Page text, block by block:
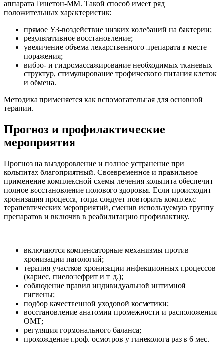
аппарата Гинетон-ММ. Такой способ имеет ряд
положительных характеристик:
прямое УЗ-воздействие низких колебаний на бактерии;
результативное восстановление;
увеличение объема лекарственного препарата в месте
поражения;
вибро- и гидромассажирование необходимых тканевых
структур, стимулирование трофического питания клеток
и обмена.
Методика применяется как вспомогательная для основной
терапии.
Прогноз и профилактические
мероприятия
Прогноз на выздоровление и полное устранение при
кольпитах благоприятный. Своевременное и правильное
применение комплексной схемы лечения кольпита обеспечит
полное восстановление полового здоровья. Если происходит
хронизация процесса, тогда следует повторить комплекс
терапевтических мероприятий, сменив используемую группу
препаратов и включив в реабилитацию профилактику.
включаются компенсаторные механизмы против
хронизации патологий;
терапия участков хронизации инфекционных процессов
(кариес, пиелонефрит и т. д.);
соблюдение правил индивидуальной интимной
гигиены;
подбор качественной уходовой косметики;
восстановление анатомии промежности и расположения
ОМТ;
регуляция гормонального баланса;
прохождение проф. осмотров у гинеколога раз в 6 мес.